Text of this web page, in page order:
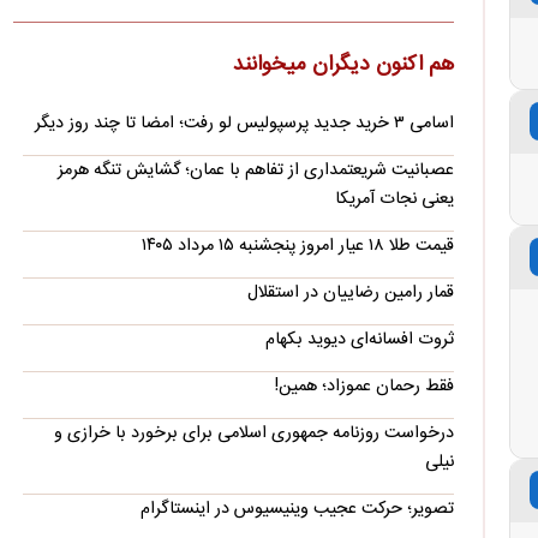
هرمز
کند، هدف حمله قرار گرفت.
قیمت جدید بنزین سوپر اعلام شد
بوده و نرخ عرضه ۸۴۶ هزار ریال است.
واکنش رامین بعد از جدایی رسمی از استقلال؛ او در
مایورکا چه‌کار می‌کند؟!
رامین رضاییان بعد از جدایی رسمی از استقلال استوری جدیدی را
بقائی: برنامه‌ای برای سفر عراقچی و قالیباف به
پاکستان یا قطر نیست / بیانیه مشترک ایران و عمان در
مرحله بررسی و تدوین نهایی است
سخنگوی وزارت خارجه گفت: تفاهم ایران و عمان به خودی خود
نمی‌تواند به معنای تضمین امنیت کامل برای کشتی‌های عبوری از…
هم اکنون دیگران میخوانند
اسامی ۳ خرید جدید پرسپولیس لو رفت؛ امضا تا چند روز دیگر
عصبانیت شریعتمداری از تفاهم با عمان؛ گشایش تنگه هرمز
یعنی نجات آمریکا
قیمت طلا ۱۸ عیار امروز پنجشنبه ۱۵ مرداد ۱۴۰۵
قمار رامین رضاییان در استقلال
ثروت افسانه‌‌ای دیوید بکهام
فقط رحمان عموزاد؛ همین!
درخواست روزنامه جمهوری اسلامی برای برخورد با خرازی و
نیلی
تصویر؛ حرکت عجیب وینیسیوس در اینستاگرام